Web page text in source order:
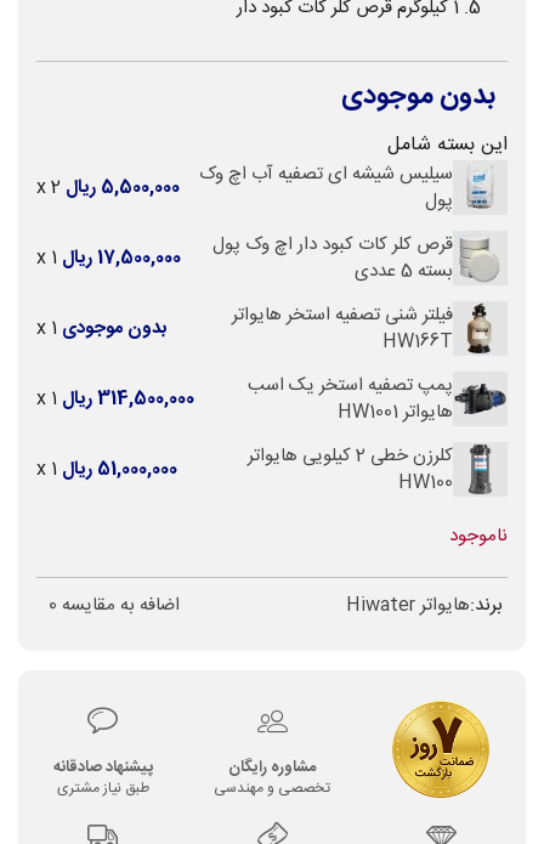
1 کیلوگرم قرص کلر کات کبود دار
بدون موجودی
این بسته شامل
سیلیس شیشه ای تصفیه آب اچ وک
پول
5,500,000 ریال
x 2
قرص کلر کات کبود دار اچ وک پول
بسته 5 عددی
17,500,000 ریال
x 1
فیلتر شنی تصفیه استخر هایواتر
HW166T
بدون موجودی x 1
پمپ تصفیه استخر یک اسب
هایواتر HW1001
314,500,000 ریال
x 1
کلرزن خطی 2 کیلویی هایواتر
HW100
51,000,000 ریال x 1
ناموجود
برند:هایواتر Hiwater اضافه به مقایسه 0
مشاوره رایگان
تخصصی و مهندسی
پیشنهاد صادقانه
طبق نیاز مشتری